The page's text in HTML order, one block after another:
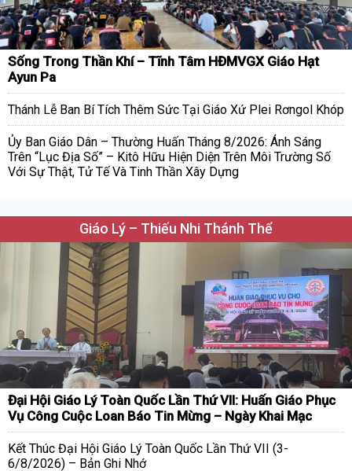
Sống Trong Thần Khí – Tĩnh Tâm HĐMVGX Giáo Hạt
Ayun Pa
Thánh Lễ Ban Bí Tích Thêm Sức Tại Giáo Xứ Plei Rơngol Khóp
Ủy Ban Giáo Dân – Thường Huấn Tháng 8/2026: Ánh Sáng
Trên “Lục Địa Số” – Kitô Hữu Hiện Diện Trên Môi Trường Số
Với Sự Thật, Tử Tế Và Tinh Thần Xây Dựng
Giáo Lý – Thiếu Nhi Thánh Thể
Đại Hội Giáo Lý Toàn Quốc Lần Thứ VII: Huấn Giáo Phục
Vụ Công Cuộc Loan Báo Tin Mừng – Ngày Khai Mạc
Kết Thúc Đại Hội Giáo Lý Toàn Quốc Lần Thứ VII (3-
6/8/2026) – Bản Ghi Nhớ